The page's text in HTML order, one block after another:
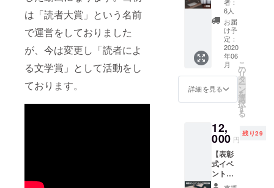
は「読者大賞」という名前
で運営をしておりました
が、今は変更し「読者によ
る文学賞」として活動をし
ております。
を備考
欄に記
載して
くださ
い。 ！
注意！
こちら
は「名
前の記
載され
た書籍
される
場合は
セット
せてい
ただき
ます。
それと
は別に
選考会
内容を
一般公
開より
定公開
動画の
URLを
お送り
しま
す。
【お願
サンク
ス記載
+限定公
URL】
今回の
文学賞
につい
てまと
めた書
籍と、
開とは
別によ
り詳細
な内容
を映像
化した
限定公
6人
お届
け予
定：
2020
年06
月
詳細を見る
こ
の
リ
タ
ー
ン
を
選
択
す
る
12,
000 円
残り29
【表彰
式イベ
ントへ
の招待